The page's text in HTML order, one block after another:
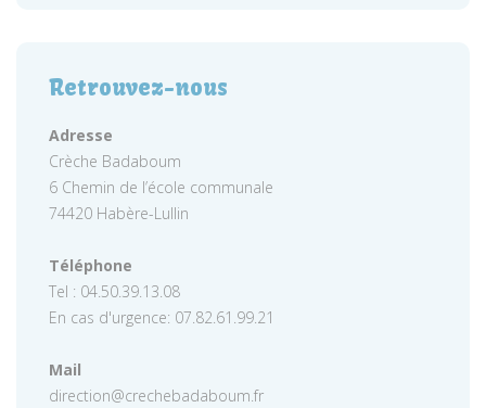
Retrouvez-nous
Adresse
Crèche Badaboum
6 Chemin de l’école communale
74420 Habère-Lullin
Téléphone
Tel : 04.50.39.13.08
En cas d'urgence: 07.82.61.99.21
Mail
direction@crechebadaboum.fr